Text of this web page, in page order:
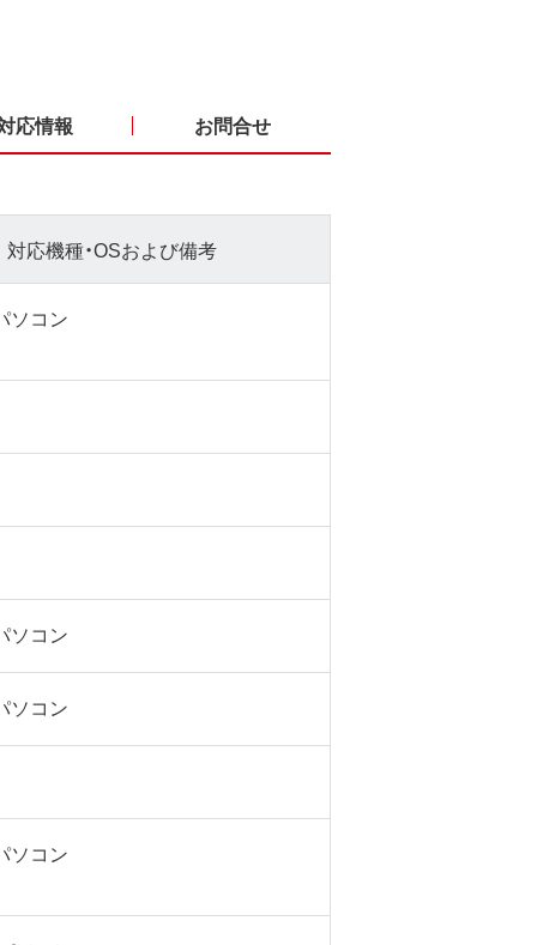
応情報 お問合せ
対応機種・OSおよび備考
ソコン
ソコン
ソコン
ソコン